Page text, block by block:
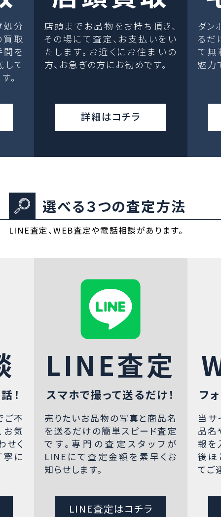
処分
取
間を
して
。
店頭までお品物をお持ち頂き、
その場にて査定、お支払いをい
たします。お近くにお住まいの
方、お急ぎの方にお勧めです。
詳細はコチラ
ダン
るだ
て無
魅力
選べる３つの査定方法
LINE査定、WEB査定や電話相談があります。
！
ご不
お気
せく
寧に
LINE査定
スマホで撮って送るだけ！
売りたいお品物の写真と商品名
を送るだけの簡単スピード査定
です。専門の査定スタッフが
LINEにて査定金額を素早くお
知らせします。
LINE査定はコチラ
フ
当サ
品名
報を
後ほ
てご